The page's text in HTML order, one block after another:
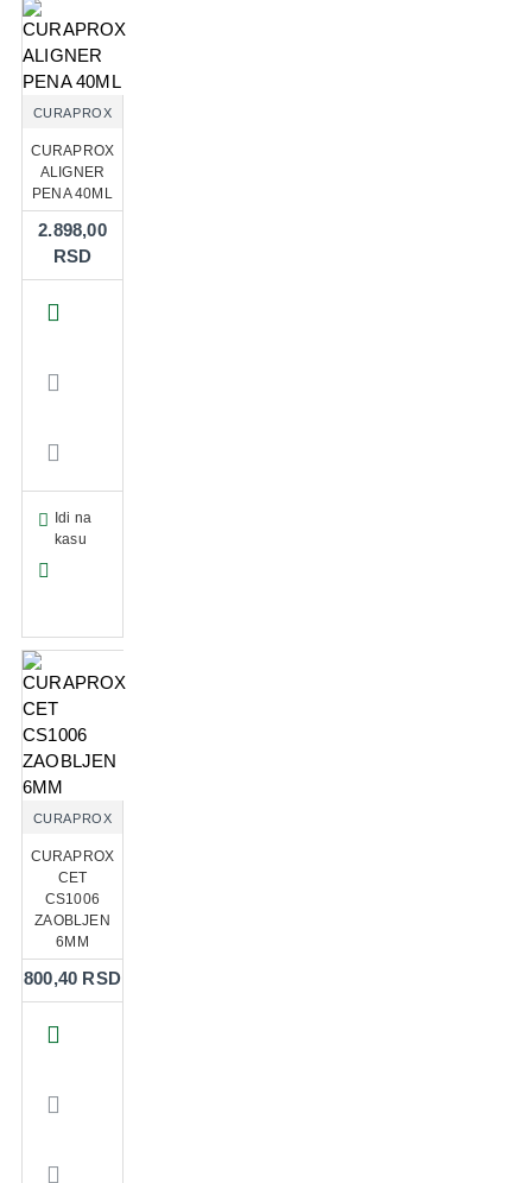
CURAPROX
CURAPROX
ALIGNER
PENA 40ML
2.898,00
RSD
Idi na
kasu
CURAPROX
CURAPROX
CET
CS1006
ZAOBLJEN
6MM
800,40 RSD